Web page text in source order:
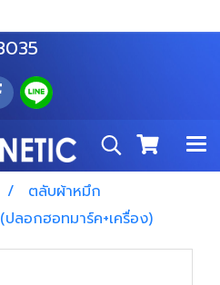
ตลับผ้าหมึก
ลอกฮอทมาร์ค+เครื่อง)